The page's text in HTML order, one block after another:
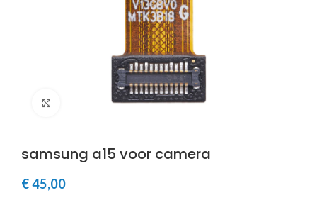
Klik om te vergroten
samsung a15 voor camera
€45,00